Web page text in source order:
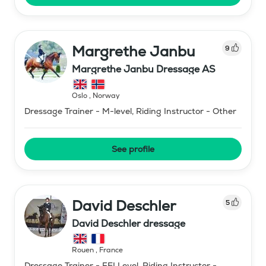
Margrethe Janbu 9
Margrethe Janbu Dressage AS
Oslo, Norway
Dressage Trainer - M-level, Riding Instructor - Other
See profile
David Deschler 5
David Deschler dressage
Rouen, France